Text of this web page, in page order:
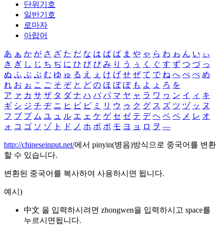
단위기호
일반기호
로마자
아랍어
あ ぁ か が さ ざ た だ な は ば ぱ ま や ゃ ら わ ゎ ん い ぃ
き ぎ し じ ち ぢ に ひ び ぴ み り う ぅ く ぐ す ず つ づ っ
ぬ ふ ぶ ぷ む ゆ ゅ る え ぇ け げ せ ぜ て で ね へ べ ぺ め
れ お ぉ こ ご そ ぞ と ど の ほ ぼ ぽ も よ ょ ろ を
ア ァ カ サ ザ タ ダ ナ ハ バ パ マ ヤ ャ ラ ワ ヮ ン イ ィ キ
ギ シ ジ チ ヂ ニ ヒ ビ ピ ミ リ ウ ゥ ク グ ス ズ ツ ヅ ッ ヌ
フ ブ プ ム ユ ュ ル エ ェ ケ ゲ セ ゼ テ デ ヘ ベ ペ メ レ オ
ォ コ ゴ ソ ゾ ト ド ノ ホ ボ ポ モ ヨ ョ ロ ヲ ―
http://chineseinput.net/에서 pinyin(병음)방식으로 중국어를 변환
할 수 있습니다.
변환된 중국어를 복사하여 사용하시면 됩니다.
예시)
中文 을 입력하시려면 zhongwen을 입력하시고 space를
누르시면됩니다.